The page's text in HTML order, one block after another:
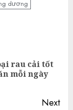
dương
rau cải tốt
mỗi ngày
Next